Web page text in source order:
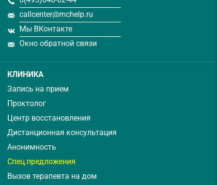
───────────────────
callcenter@mchelp.ru
───────────────────
Мы ВКонтакте
───────────────────
Окно обратной связи
КЛИНИКА
Запись на прием
Проктолог
Центр восстановления
Дистанционная консультация
Анонимность
Спец.предложения
Вызов терапевта на дом